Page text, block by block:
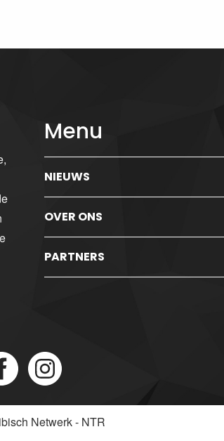
Menu
NIEUWS
OVER ONS
PARTNERS
Netwerk - NTR